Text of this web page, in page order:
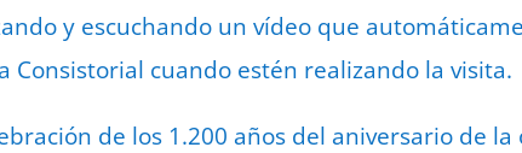
y escuchando un vídeo que
Consistorial cuando estén realizando la visita.
de los 1.200 años del aniversario de